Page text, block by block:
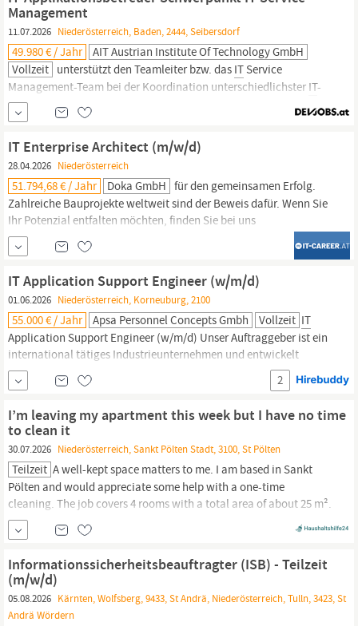
Management
11.07.2026 Niederösterreich, Baden, 2444, Seibersdorf
49.980 € / Jahr
AIT Austrian Institute Of Technology GmbH
Vollzeit unterstützt den Teamleiter bzw. das IT Service
Management-Team bei der Koordination unterschiedlichster IT-
Projekttätigkeiten mit Schwerpunkt Businessapplikation. Als
Schnittstelle zwischen den operativen Fachabteilungen (also
unsere Forscher:innen) und dem ITO- Bereich übernimmst Du
nach einer gründlichen Einschulung die Verantwortung
IT Enterprise Architect (m/w/d)
28.04.2026 Niederösterreich
51.794,68 € / Jahr Doka GmbH für den gemeinsamen Erfolg.
Zahlreiche Bauprojekte weltweit sind der Beweis dafür. Wenn Sie
Ihr Potenzial entfalten möchten, finden Sie bei uns
Weiterentwicklungsmöglichkeiten in einem unterstützenden,
leistungsstarken Arbeitsumfeld, das auf kontinuierliches
Wachstum setzt. Lassen Sie uns gemeinsam die Zukunft
gestalten. We makeitwork.
IT Application Support Engineer (w/m/d)
01.06.2026 Niederösterreich, Korneuburg, 2100
55.000 € / Jahr Apsa Personnel Concepts Gmbh Vollzeit IT
Application Support Engineer (w/m/d) Unser Auftraggeber ist ein
international tätiges Industrieunternehmen und entwickelt
innovative Klimasysteme für Schienenfahrzeuge. In einem
stabilen und zukunftsorientierten Marktumfeld wird das interne
Application...
2
I’m leaving my apartment this week but I have no time
to clean it
30.07.2026 Niederösterreich, Sankt Pölten Stadt, 3100, St Pölten
Teilzeit A well-kept space matters to me. I am based in Sankt
Pölten and would appreciate some help with a one-time
cleaning. The job covers 4 rooms with a total area of about 25 m².
I am looking for support with cleaning surfaces and floors,
bathroom and WC cleaning, and window cleaning. The start can
careful...
Informationssicherheitsbeauftragter (ISB) - Teilzeit
(m/w/d)
05.08.2026 Kärnten, Wolfsberg, 9433, St Andrä, Niederösterreich, Tulln, 3423, St
Andrä Wördern